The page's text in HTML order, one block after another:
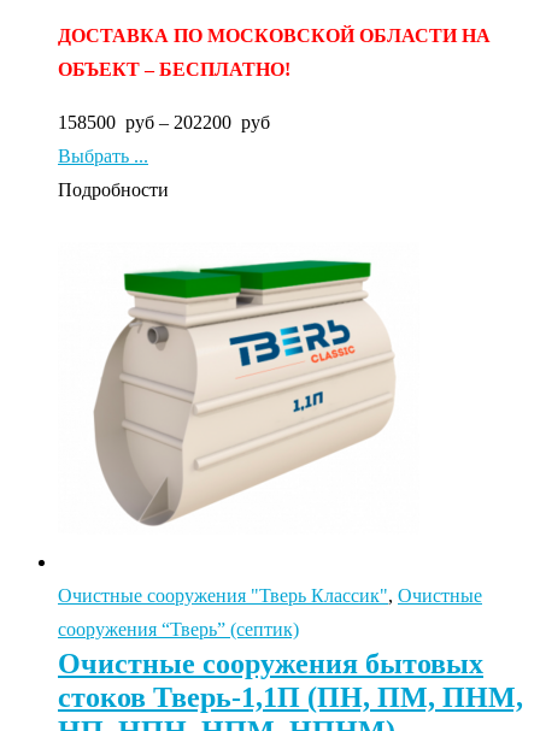
ДОСТАВКА ПО МОСКОВСКОЙ ОБЛАСТИ НА
ОБЪЕКТ – БЕСПЛАТНО!
158500 руб – 202200 руб
Выбрать ...
Подробности
Очистные сооружения "Тверь Классик", Очистные
сооружения “Тверь” (септик)
Очистные сооружения бытовых
стоков Тверь-1,1П (ПН, ПМ, ПНМ,